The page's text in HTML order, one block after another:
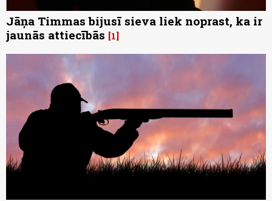
Jāņa Timmas bijusī sieva liek noprast, ka ir
jaunās attiecībās 1